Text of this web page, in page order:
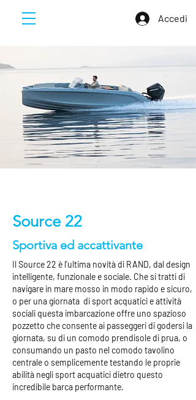
Accedi
Source 22
Sportiva ed accattivante
Il Source 22 è l'ultima novità di RAND, dal design
intelligente, funzionale e sociale. Che si tratti di
navigare in mare mosso in modo rapido e sicuro,
o per una giornata di sport acquatici e attività
sociali questa imbarcazione offre uno spazioso
pozzetto che consente ai passeggeri di godersi la
giornata, su di un comodo prendisole di prua, o
consumando un pasto nel comodo tavolino
centrale o semplicemente testando le proprie
abilità negli sport acquatici dietro questo
incredibile barca performante.